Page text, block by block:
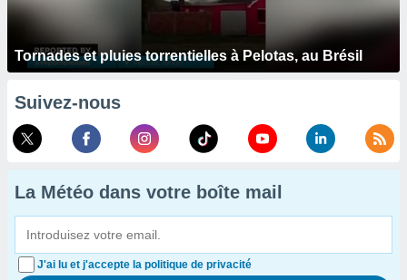
Tornades et pluies torrentielles à Pelotas, au Brésil
Suivez-nous
La Météo dans votre boîte mail
J'ai lu et j'accepte la politique de privacité